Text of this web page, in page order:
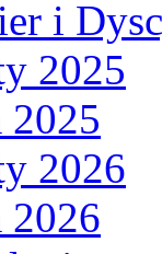
i
2025
2025
2026
2026